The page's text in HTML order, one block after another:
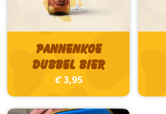
Pannenkoe
Dubbel bier
€3,95